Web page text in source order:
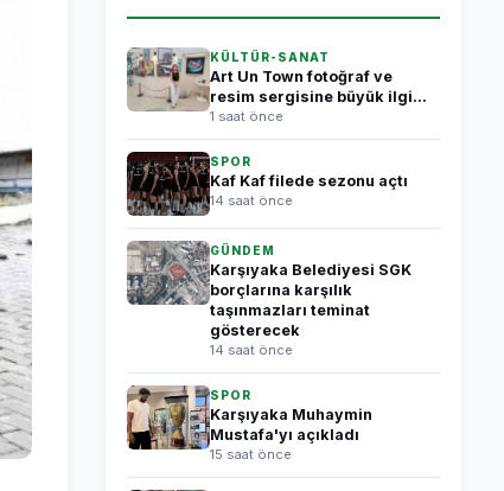
KÜLTÜR-SANAT
Art Un Town fotoğraf ve
resim sergisine büyük ilgi...
1 saat önce
SPOR
Kaf Kaf filede sezonu açtı
14 saat önce
GÜNDEM
Karşıyaka Belediyesi SGK
borçlarına karşılık
taşınmazları teminat
gösterecek
14 saat önce
SPOR
Karşıyaka Muhaymin
Mustafa'yı açıkladı
15 saat önce